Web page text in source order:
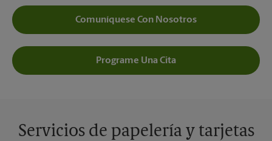
Comuníquese Con Nosotros
Programe Una Cita
Servicios de papelería y tarjetas